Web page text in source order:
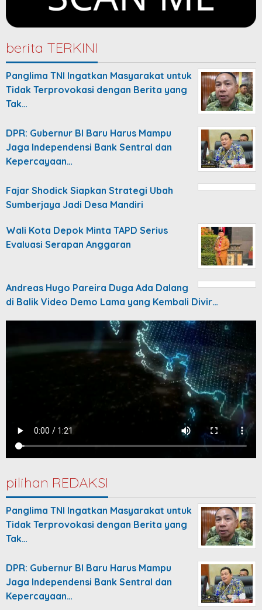
berita TERKINI
Panglima TNI Ingatkan Masyarakat untuk
Tidak Terprovokasi dengan Berita yang
Tak…
DPR: Gubernur BI Baru Harus Mampu
Jaga Independensi Bank Sentral dan
Kepercayaan…
Fajar Shodick Siapkan Strategi Ubah
Sumberjaya Jadi Desa Mandiri
Wali Kota Depok Minta TAPD Serius
Evaluasi Serapan Anggaran
Andreas Hugo Pareira Duga Ada Dalang
di Balik Video Demo Lama yang Kembali Divir…
pilihan REDAKSI
Panglima TNI Ingatkan Masyarakat untuk
Tidak Terprovokasi dengan Berita yang
Tak…
DPR: Gubernur BI Baru Harus Mampu
Jaga Independensi Bank Sentral dan
Kepercayaan…